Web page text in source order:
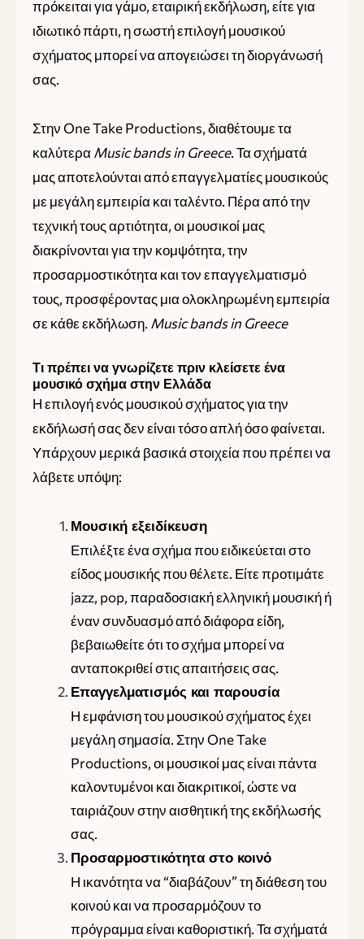
πρόκειται για γάμο, εταιρική εκδήλωση, είτε για
ιδιωτικό πάρτι, η σωστή επιλογή μουσικού
σχήματος μπορεί να απογειώσει τη διοργάνωσή
σας.
Στην One Take Productions, διαθέτουμε τα
καλύτεραMusic bands in Greece. Τα σχήματά
μας αποτελούνται από επαγγελματίες μουσικούς
με μεγάλη εμπειρία και ταλέντο. Πέρα από την
τεχνική τους αρτιότητα, οι μουσικοί μας
διακρίνονται για την κομψότητα, την
προσαρμοστικότητα και τον επαγγελματισμό
τους, προσφέροντας μια ολοκληρωμένη εμπειρία
σε κάθε εκδήλωση. Music bands in Greece
Τι πρέπει να γνωρίζετε πριν κλείσετε ένα
μουσικό σχήμα στην Ελλάδα
Η επιλογή ενός μουσικού σχήματος για την
εκδήλωσή σας δεν είναι τόσο απλή όσο φαίνεται.
Υπάρχουν μερικά βασικά στοιχεία που πρέπει να
λάβετε υπόψη:
Μουσική εξειδίκευση
Επιλέξτε ένα σχήμα που ειδικεύεται στο
είδος μουσικής που θέλετε. Είτε προτιμάτε
jazz, pop, παραδοσιακή ελληνική μουσική ή
έναν συνδυασμό από διάφορα είδη,
βεβαιωθείτε ότι το σχήμα μπορεί να
ανταποκριθεί στις απαιτήσεις σας.
Επαγγελματισμός και παρουσία
Η εμφάνιση του μουσικού σχήματος έχει
μεγάλη σημασία. Στην One Take
Productions, οι μουσικοί μας είναι πάντα
καλοντυμένοι και διακριτικοί, ώστε να
ταιριάζουν στην αισθητική της εκδήλωσής
σας.
Προσαρμοστικότητα στο κοινό
Η ικανότητα να “διαβάζουν” τη διάθεση του
κοινού και να προσαρμόζουν το
πρόγραμμα είναι καθοριστική. Τα σχήματά